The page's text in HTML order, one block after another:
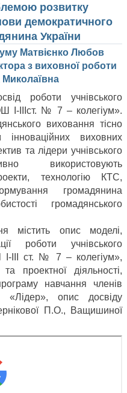
розвитку
демократичного
України
Матвієнко Любов
з виховної роботи
Миколаївна
роботи учнівського
ІІІст. № 7 – колегіум».
виховання тісно
виховних
та лідери учнівського
використовують
технологію КТС,
громадянина
громадянського
містить опис моделі,
роботи учнівського
ІІІ ст. № 7 – колегіум»,
проектної діяльності,
навчання членів
«Лідер», опис досвіду
П.О., Ващишиної